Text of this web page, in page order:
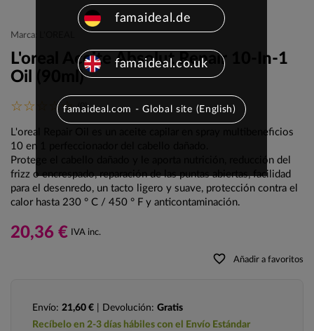
Marca: L'OREAL
L'oreal Aceite Absolut Repair 10-In-1
Oil (90ml)
(0)
L'oreal Repair Oil es un aceite capilar en spray multibeneficios
10 en 1 perfeccionador del cabello dañado.
Protege el cabello dañado y le aporta nutrición, reducción del
frizz o encrespado, reparación de las puntas abiertas, facilidad
para el desenredo, un tacto ligero y suave, protección contra el
calor hasta 230 ° C / 450 ° F y anticontaminación.
20,36 € IVA inc.
favorite_border Añadir a favoritos
Envío: 21,60 € | Devolución: Gratis
Recíbelo en 2-3 días hábiles con el Envío Estándar
famaideal.de
famaideal.co.uk
famaideal.com - Global site (English)